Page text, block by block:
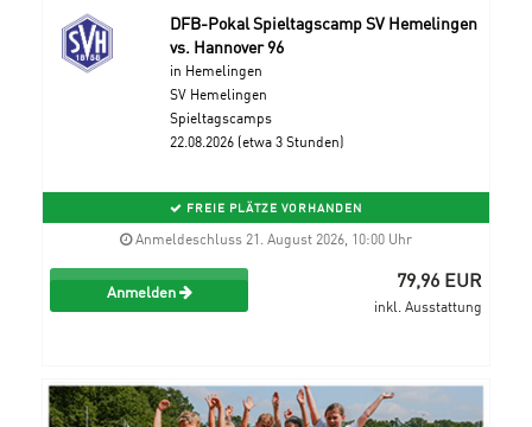
DFB-Pokal Spieltagscamp SV Hemelingen
vs. Hannover 96
in Hemelingen
SV Hemelingen
Spieltagscamps
22.08.2026 (etwa 3 Stunden)
FREIE PLÄTZE VORHANDEN
Anmeldeschluss 21. August 2026, 10:00 Uhr
Anmelden 79,96 EUR
inkl. Ausstattung